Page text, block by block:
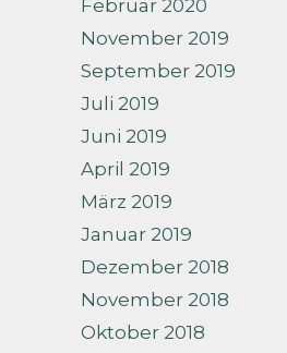
Februar 2020
November 2019
September 2019
Juli 2019
Juni 2019
April 2019
März 2019
Januar 2019
Dezember 2018
November 2018
Oktober 2018